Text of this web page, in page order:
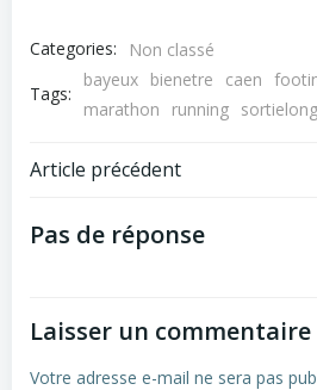
Categories:
Non classé
Tags:
bayeux bienetre caen
marathon
running
Navigation
de
Article précédent
Pas de réponse
Laisser un commentaire
Votre adresse e-mail ne sera pas